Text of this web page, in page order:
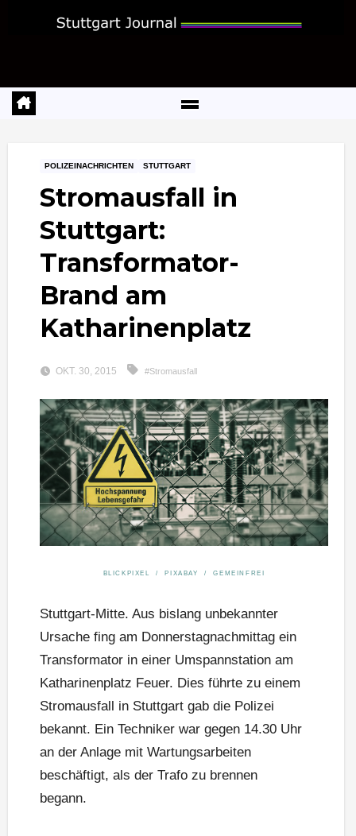
POLIZEINACHRICHTEN STUTTGART
Stromausfall in
Stuttgart:
Transformator-
Brand am
Katharinenplatz
OKT. 30, 2015 #Stromausfall
BLICKPIXEL / PIXABAY / GEMEINFREI
Stuttgart-Mitte. Aus bislang unbekannter
Ursache fing am Donnerstagnachmittag ein
Transformator in einer Umspannstation am
Katharinenplatz Feuer. Dies führte zu einem
Stromausfall in Stuttgart gab die Polizei
bekannt. Ein Techniker war gegen 14.30 Uhr
an der Anlage mit Wartungsarbeiten
beschäftigt, als der Trafo zu brennen
begann.